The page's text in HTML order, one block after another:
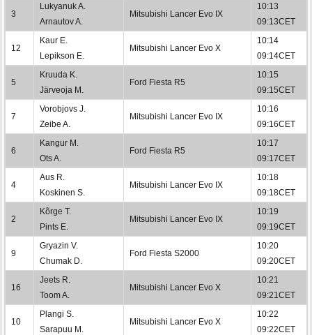
3
Lukyanuk A.
Arnautov A.
Mitsubishi Lancer Evo IX
10:13
09:13CET
12
Kaur E.
Lepikson E.
Mitsubishi Lancer Evo X
10:14
09:14CET
5
Kruuda K.
Järveoja M.
Ford Fiesta R5
10:15
09:15CET
7
Vorobjovs J.
Zeibe A.
Mitsubishi Lancer Evo IX
10:16
09:16CET
6
Kangur M.
Ots A.
Ford Fiesta R5
10:17
09:17CET
4
Aus R.
Koskinen S.
Mitsubishi Lancer Evo IX
10:18
09:18CET
2
Kõrge T.
Pints E.
Mitsubishi Lancer Evo IX
10:19
09:19CET
9
Gryazin V.
Chumak D.
Ford Fiesta S2000
10:20
09:20CET
16
Jeets R.
Toom A.
Mitsubishi Lancer Evo X
10:21
09:21CET
10
Plangi S.
Sarapuu M.
Mitsubishi Lancer Evo X
10:22
09:22CET